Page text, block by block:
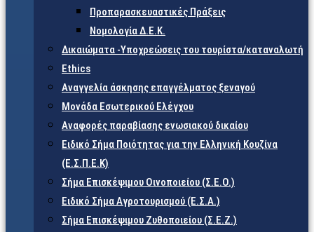
Προπαρασκευαστικές Πράξεις
Νομολογία Δ.Ε.Κ.
Δικαιώματα -Υποχρεώσεις του τουρίστα/καταναλωτή
Ethics
Αναγγελία άσκησης επαγγέλματος ξεναγού
Μονάδα Εσωτερικού Ελέγχου
Αναφορές παραβίασης ενωσιακού δικαίου
Ειδικό Σήμα Ποιότητας για την Ελληνική Κουζίνα
(Ε.Σ.Π.Ε.Κ)
Σήμα Επισκέψιμου Οινοποιείου (Σ.Ε.Ο.)
Ειδικό Σήμα Αγροτουρισμού (Ε.Σ.Α.)
Σήμα Επισκέψιμου Ζυθοποιείου (Σ.Ε.Ζ.)